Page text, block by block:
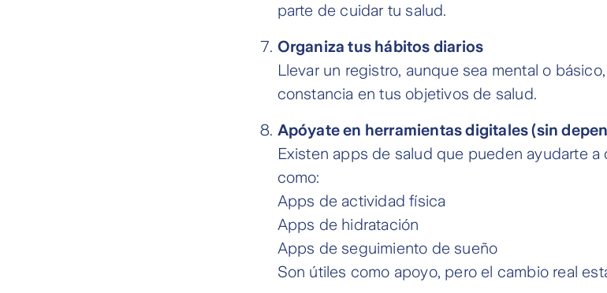
parte de cuidar tu salud.
Organiza tus hábitos diarios
Llevar un registro, aunque sea mental o
constancia en tus objetivos de salud.
Apóyate en herramientas digitales (sin
Existen apps de salud que pueden ayudarte a
como:
Apps de actividad física
Apps de hidratación
Apps de seguimiento de sueño
Son útiles como apoyo, pero el cambio real